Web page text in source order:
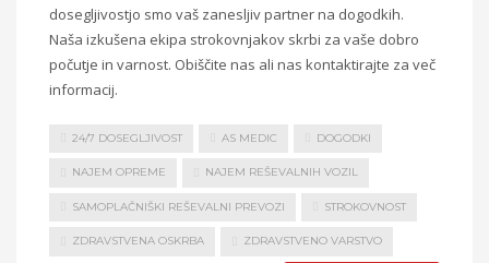
dosegljivostjo smo vaš zanesljiv partner na dogodkih.
Naša izkušena ekipa strokovnjakov skrbi za vaše dobro
počutje in varnost. Obiščite nas ali nas kontaktirajte za več
informacij.
24/7 DOSEGLJIVOST AS MEDIC DOGODKI
NAJEM OPREME NAJEM REŠEVALNIH VOZIL
SAMOPLAČNIŠKI REŠEVALNI PREVOZI STROKOVNOST
ZDRAVSTVENA OSKRBA ZDRAVSTVENO VARSTVO